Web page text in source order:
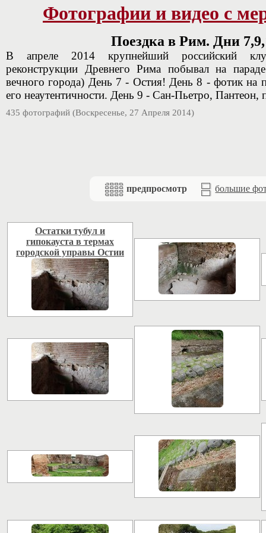
Фотографии и видео с
Поездка в Рим. Дни
В апреле 2014 крупнейший российский клуб
реконструкции Древнего Рима побывал на
вечного города) День 7 - Остия! День 8 - фотик на
его неаутентичности. День 9 - Сан-Пьетро, Пантеон,
435 фотографий (Воскресенье, 27 Апреля 2014)
предпросмотр большие
Остатки тубул и
гипокауста в термах
городской управы Остии